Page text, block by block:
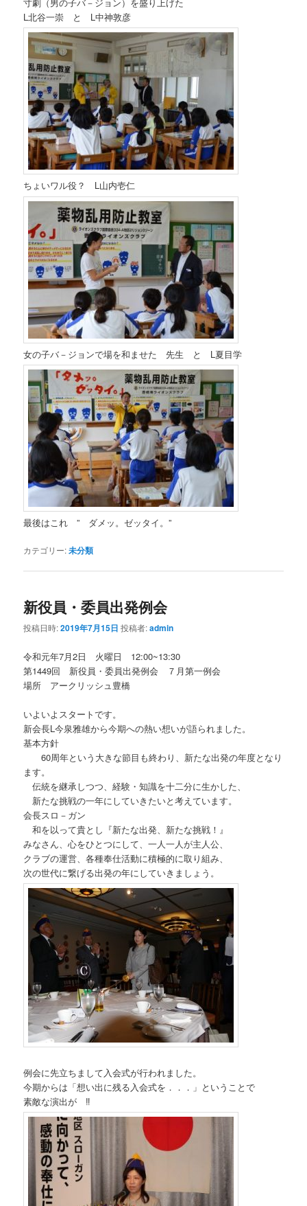
L北谷一崇 と L中神敦彦
ちょいワル役？ L山内壱仁
女の子バ－ジョンで場を和ませた 先生 と L夏目学
最後はこれ ” ダメッ。ゼッタイ。”
カテゴリー:未分類
新役員・委員出発例会
投稿日時:2019年7月15日 投稿者:admin
令和元年7月2日 火曜日 12:00~13:30
第1449回 新役員・委員出発例会 ７月第一例会
場所 アークリッシュ豊橋
いよいよスタートです。
新会長L今泉雅雄から今期への熱い想いが語られました。
基本方針
60周年という大きな節目も終わり、新たな出発の年度となり
ます。
伝統を継承しつつ、経験・知識を十二分に生かした、
新たな挑戦の一年にしていきたいと考えています。
会長スロ－ガン
和を以って貴とし『新たな出発、新たな挑戦！』
みなさん、心をひとつにして、一人一人が主人公、
クラブの運営、各種奉仕活動に積極的に取り組み、
次の世代に繋げる出発の年にしていきましょう。
例会に先立ちまして入会式が行われました。
今期からは「想い出に残る入会式を．．．」ということで
素敵な演出が ‼